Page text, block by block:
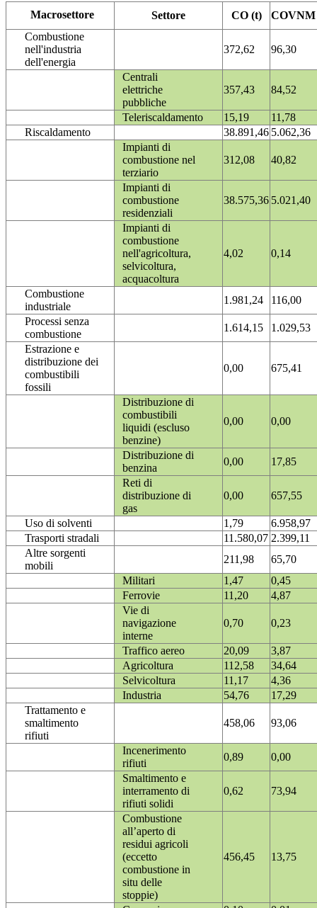
Macrosettore Settore CO (t)
COVNM
Combustione
nell'industria
dell'energia
372,62 96,30
Centrali
elettriche
pubbliche
357,43 84,52
Teleriscaldamento 15,19
11,78
Riscaldamento
38.891,46 5.062,36
Impianti di
combustione nel
terziario
312,08 40,82
Impianti di
combustione
residenziali
38.575,36 5.021,40
Impianti di
combustione
nell'agricoltura,
selvicoltura,
acquacoltura
4,02 0,14
Combustione
industriale
1.981,24
116,00
Processi senza
combustione
1.614,15
1.029,53
Estrazione e
distribuzione dei
combustibili
fossili
0,00 675,41
Distribuzione di
combustibili
liquidi (escluso
benzine)
0,00 0,00
Distribuzione di
benzina
0,00
17,85
Reti di
distribuzione di
gas
0,00 657,55
Uso di solventi 1,79
6.958,97
Trasporti stradali
11.580,07 2.399,11
Altre sorgenti
mobili
211,98
65,70
Militari
1,47
0,45
Ferrovie
11,20
4,87
Vie di
navigazione
interne
0,70 0,23
Traffico aereo 20,09
3,87
Agricoltura
112,58
34,64
Selvicoltura
11,17
4,36
Industria
54,76
17,29
Trattamento e
smaltimento
rifiuti
458,06 93,06
Incenerimento
rifiuti
0,89
0,00
Smaltimento e
interramento di
rifiuti solidi
0,62 73,94
Combustione
all’aperto di
residui agricoli
(eccetto
combustione in
situ delle
stoppie)
456,45 13,75